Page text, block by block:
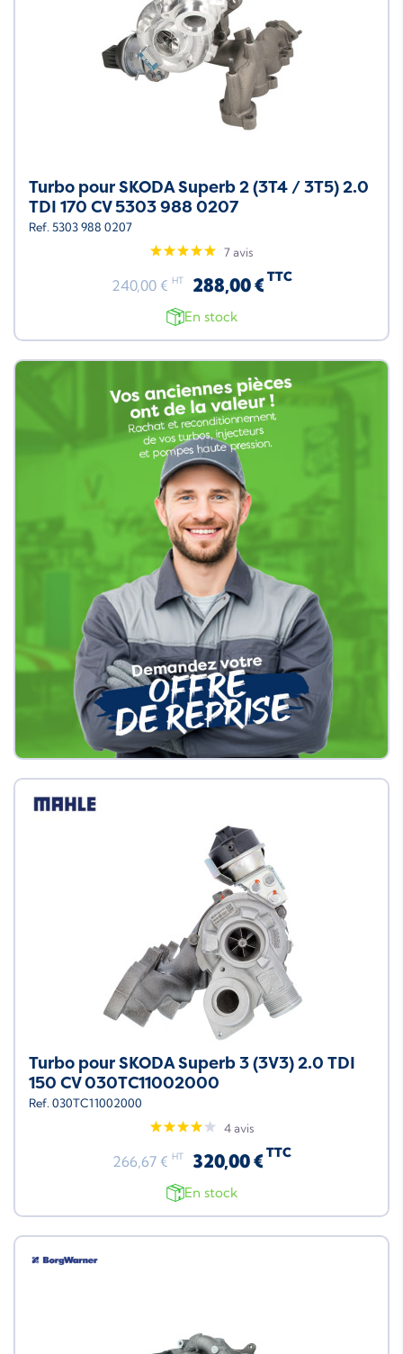
Turbo pour SKODA Superb 2 (3T4 / 3T5) 2.0
TDI 170 CV 5303 988 0207
Ref. 5303 988 0207
7 avis
240,00 € HT 288,00 € TTC
En stock
Turbo pour SKODA Superb 3 (3V3) 2.0 TDI
150 CV 030TC11002000
Ref. 030TC11002000
4 avis
266,67 € HT 320,00 € TTC
En stock